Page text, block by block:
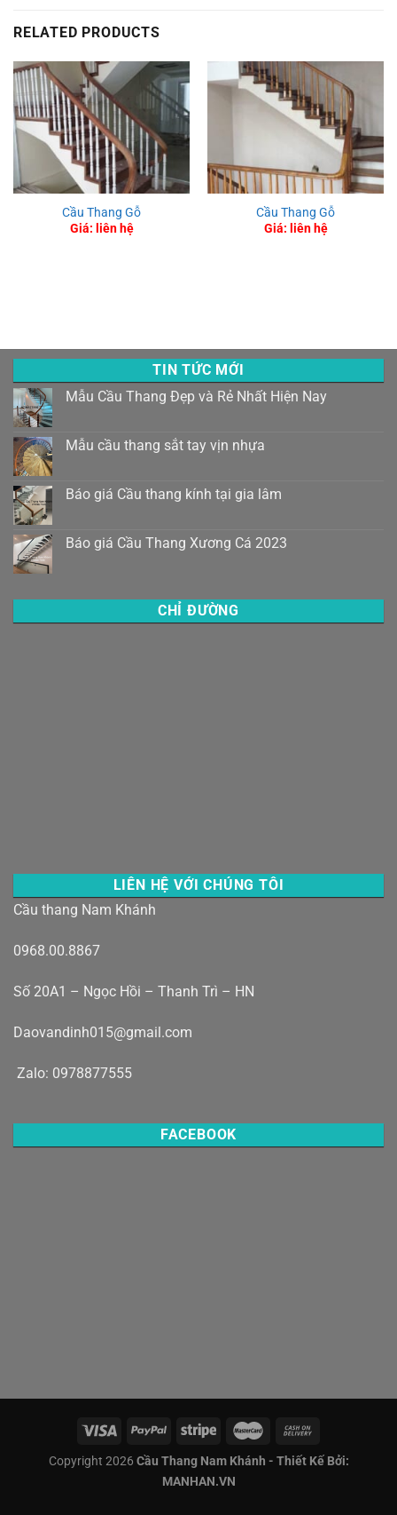
RELATED PRODUCTS
Cầu Thang Gỗ
Giá: liên hệ
Cầu Thang Gỗ
Giá: liên hệ
TIN TỨC MỚI
Mẫu Cầu Thang Đẹp và Rẻ Nhất Hiện Nay
Mẫu cầu thang sắt tay vịn nhựa
Báo giá Cầu thang kính tại gia lâm
Báo giá Cầu Thang Xương Cá 2023
CHỈ ĐƯỜNG
LIÊN HỆ VỚI CHÚNG TÔI
Cầu thang Nam Khánh
0968.00.8867
Số 20A1 – Ngọc Hồi – Thanh Trì – HN
Daovandinh015@gmail.com
Zalo: 0978877555
FACEBOOK
Copyright 2026 Cầu Thang Nam Khánh - Thiết Kế Bởi:
MANHAN.VN